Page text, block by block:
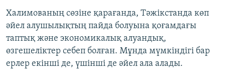
Халимованың сөзіне қарағанда, Тәжікстанда көп
әйел алушылықтың пайда болуына қоғамдағы
таптық және экономикалық алуандық,
өзгешеліктер себеп болған. Мұнда мүмкіндігі бар
ерлер екінші де, үшінші де әйел ала алады.